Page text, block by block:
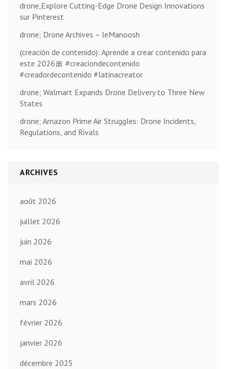
drone,Explore Cutting-Edge Drone Design Innovations
sur Pinterest
drone; Drone Archives – leManoosh
(creación de contenido): Aprende a crear contenido para
este 2026🎀 #creaciondecontenido
#creadordecontenido #latinacreator
drone; Walmart Expands Drone Delivery to Three New
States
drone; Amazon Prime Air Struggles: Drone Incidents,
Regulations, and Rivals
ARCHIVES
août 2026
juillet 2026
juin 2026
mai 2026
avril 2026
mars 2026
février 2026
janvier 2026
décembre 2025